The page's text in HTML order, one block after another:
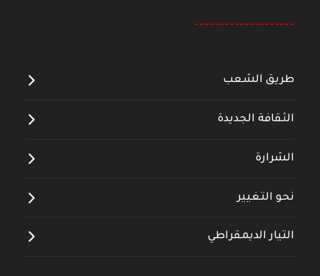
--------------------
طريق الشعب
الثقافة الجديدة
الشرارة
نحو التغيير
التيار الديمقراطي